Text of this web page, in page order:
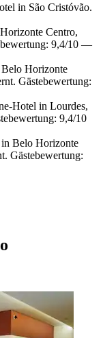
in São Cristóvão.
Centro,
9,4/10 —
Horizonte
Gästebewertung:
Hotel in Lourdes,
9,4/10
Belo Horizonte
Gästebewertung: